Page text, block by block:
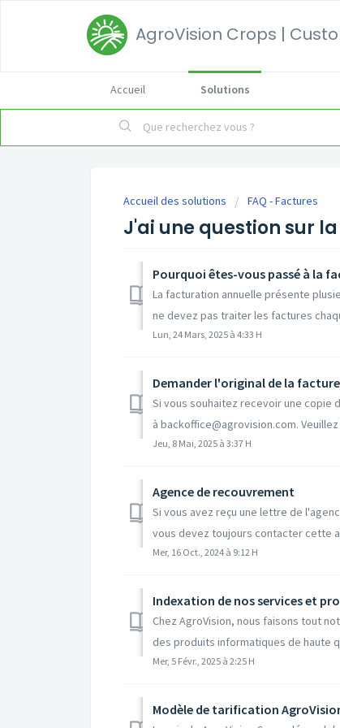
AgroVision Crops |
Accueil Solutions
Accueil des solutions FAQ - Factures
J'ai une question sur
Pourquoi êtes-vous passé à la
La facturation annuelle présente
ne devez pas traiter les factures
Lun, 24 Mars, 2025 à 4:33 H
Demander l'original de la facture
Si vous souhaitez recevoir une copie
à backoffice@agrovision.com.
Jeu, 8 Mai, 2025 à 3:37 H
Agence de recouvrement
Si vous avez reçu une lettre de
vous devez toujours contacter cette
Mer, 16 Oct., 2024 à 9:12 H
Indexation de nos services et
Chez AgroVision, nous faisons tout
des produits informatiques de haute
Mer, 5 Févr., 2025 à 2:25 H
Modèle de tarification